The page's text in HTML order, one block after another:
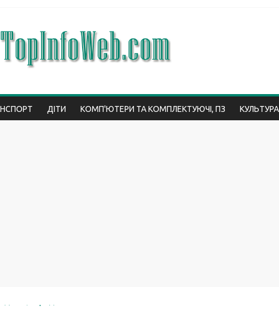
ДІТИ КОМП'ЮТЕРИ ТА КОМПЛЕКТУЮЧІ, ПЗ